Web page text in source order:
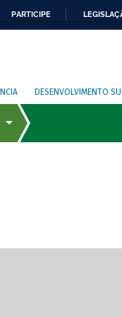
PARTICIPE
DESENVOLVIMENTO